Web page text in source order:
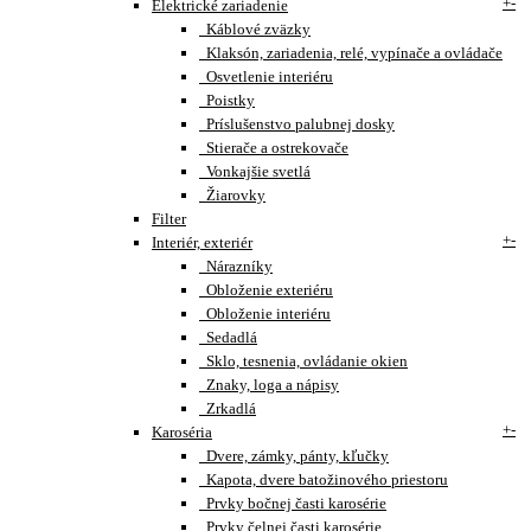
Elektrické zariadenie
Káblové zväzky
Klaksón, zariadenia, relé, vypínače a ovládače
Osvetlenie interiéru
Poistky
Príslušenstvo palubnej dosky
Stierače a ostrekovače
Vonkajšie svetlá
Žiarovky
Filter
Interiér, exteriér
+-
Nárazníky
Obloženie exteriéru
Obloženie interiéru
Sedadlá
Sklo, tesnenia, ovládanie okien
Znaky, loga a nápisy
Zrkadlá
Karoséria
+-
Dvere, zámky, pánty, kľučky
Kapota, dvere batožinového priestoru
Prvky bočnej časti karosérie
Prvky čelnej časti karosérie